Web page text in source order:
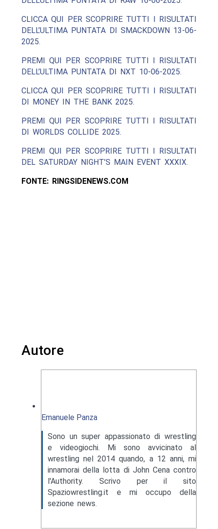
CLICCA QUI PER SCOPRIRE TUTTI I RISULTATI
DELL’ULTIMA PUNTATA DI SMACKDOWN 13-06-
2025.
PREMI QUI PER SCOPRIRE TUTTI I RISULTATI
DELL’ULTIMA PUNTATA DI NXT 10-06-2025.
CLICCA QUI PER SCOPRIRE TUTTI I RISULTATI
DI MONEY IN THE BANK 2025.
PREMI QUI PER SCOPRIRE TUTTI I RISULTATI
DI WORLDS COLLIDE 2025.
PREMI QUI PER SCOPRIRE TUTTI I RISULTATI
DEL SATURDAY NIGHT’S MAIN EVENT XXXIX.
FONTE: RINGSIDENEWS.COM
Autore
Emanuele Panza
Sono un super appassionato di wrestling
e videogiochi. Mi sono avvicinato al
wrestling nel 2014 quando, a 12 anni, mi
innamorai della lotta di John Cena contro
l'Authority. Scrivo per il sito
Spaziowrestling.it e mi occupo della
sezione news.